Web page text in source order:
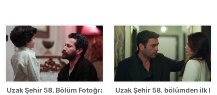
Uzak Şehir 58. Bölüm FotoğraflarıUzak Şehir 58. bölümden ilk